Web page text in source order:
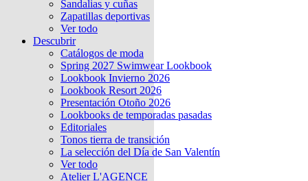
Sandalias y cuñas
Zapatillas deportivas
Ver todo
Descubrir
Catálogos de moda
Spring 2027 Swimwear Lookbook
Lookbook Invierno 2026
Lookbook Resort 2026
Presentación Otoño 2026
Lookbooks de temporadas pasadas
Editoriales
Tonos tierra de transición
La selección del Día de San Valentín
Ver todo
Atelier L'AGENCE